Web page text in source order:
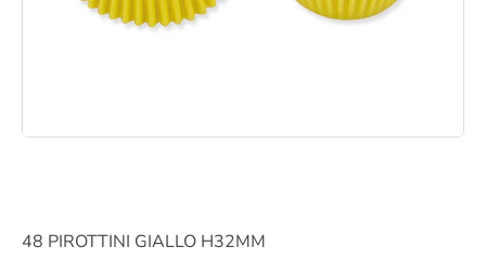
48 PIROTTINI GIALLO H32MM